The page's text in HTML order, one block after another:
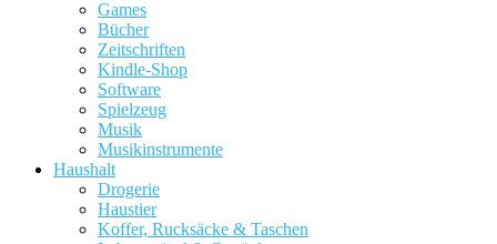
Games
Bücher
Zeitschriften
Kindle-Shop
Software
Spielzeug
Musik
Musikinstrumente
Haushalt
Drogerie
Haustier
Koffer, Rucksäcke & Taschen